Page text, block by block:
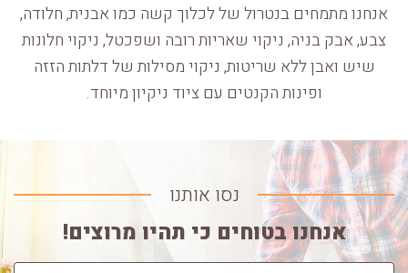
אנחנו מתמחים בנטרול של לכלוך קשה כמו אבנית, חלודה,
צבע, אבק בניה, ניקוי שאריות רובה ושפכטל, ניקוי חלונות
שיש ואבן ללא שריטות, ניקוי מסילות של דלתות הזזה
ופינות הקנטים עם ציוד ניקיון מיוחד.
נסו אותנו
אנחנו בטוחים כי תהיו מרוצים!